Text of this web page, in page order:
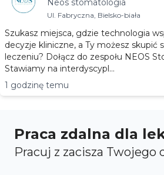
Bielsko-Biała
Neos stomatologia
Ul. Fabryczna, Bielsko-biała
Szukasz miejsca, gdzie technologia
decyzje kliniczne, a Ty możesz skupić
leczeniu? Dołącz do zespołu NEOS
Stawiamy na interdyscypl...
1 godzinę temu
Praca zdalna dla
Pracuj z zacisza Twojego